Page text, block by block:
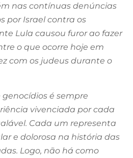
nas contínuas denúncias
por Israel contra os
Lula causou furor ao fazer
o que ocorre hoje em
com os judeus durante o
é sempre
vivenciada por cada
Cada um representa
e dolorosa na história das
Logo, não há como